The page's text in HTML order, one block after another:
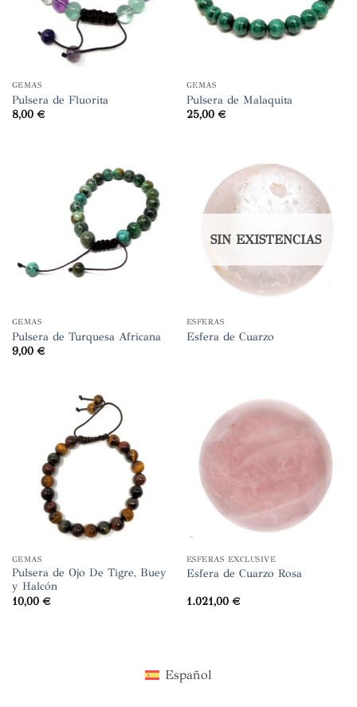
GEMAS
Pulsera de Fluorita
8,00 €
GEMAS
Pulsera de Malaquita
25,00 €
GEMAS
Pulsera de Turquesa Africana
9,00 €
SIN EXISTENCIAS
ESFERAS
Esfera de Cuarzo
GEMAS
Pulsera de Ojo De Tigre, Buey
y Halcón
10,00 €
ESFERAS EXCLUSIVE
Esfera de Cuarzo Rosa
1.021,00 €
Español